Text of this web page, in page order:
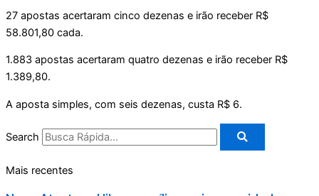
27 apostas acertaram cinco dezenas e irão receber R$
58.801,80 cada.
1.883 apostas acertaram quatro dezenas e irão receber R$
1.389,80.
A aposta simples, com seis dezenas, custa R$ 6.
Search
Mais recentes